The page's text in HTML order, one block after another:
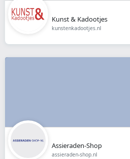
Kunst & Kadootjes
kunstenkadootjes.nl
Assieraden-Shop
assieraden-shop.nl